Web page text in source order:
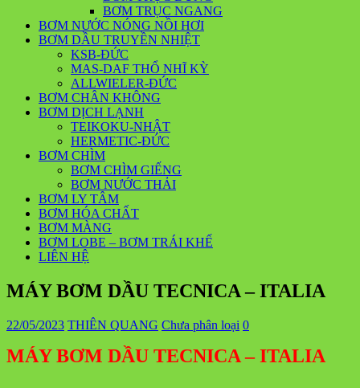
BƠM TRỤC NGANG
BƠM NƯỚC NÓNG NỒI HƠI
BƠM DẦU TRUYỀN NHIỆT
KSB-ĐỨC
MAS-DAF THỔ NHĨ KỲ
ALLWIELER-ĐỨC
BƠM CHÂN KHÔNG
BƠM DỊCH LẠNH
TEIKOKU-NHẬT
HERMETIC-ĐỨC
BƠM CHÌM
BƠM CHÌM GIẾNG
BƠM NƯỚC THẢI
BƠM LY TÂM
BƠM HÓA CHẤT
BƠM MÀNG
BƠM LOBE – BƠM TRÁI KHẾ
LIÊN HỆ
MÁY BƠM DẦU TECNICA – ITALIA
22/05/2023 THIÊN QUANG Chưa phân loại 0
MÁY BƠM DẦU TECNICA – ITALIA